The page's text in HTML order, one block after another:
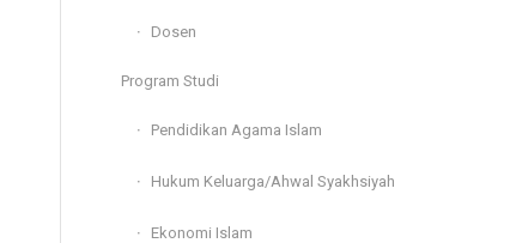
Dosen
Program Studi
Pendidikan Agama Islam
Hukum Keluarga/Ahwal Syakhsiyah
Ekonomi Islam